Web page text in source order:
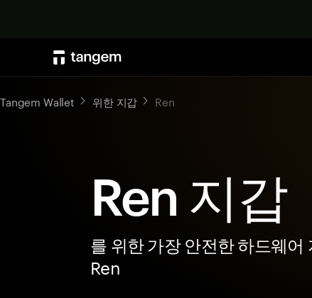
Tangem Wallet 위한 지갑 Ren
Ren 지갑
를 위한 가장 안전한 하드웨어
Ren